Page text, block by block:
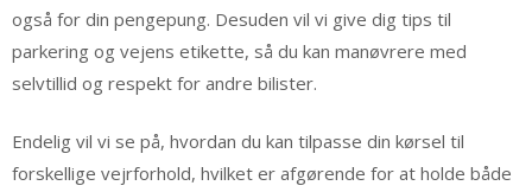
også for din pengepung. Desuden vil vi give dig tips til
parkering og vejens etikette, så du kan manøvrere med
selvtillid og respekt for andre bilister.
Endelig vil vi se på, hvordan du kan tilpasse din kørsel til
forskellige vejrforhold, hvilket er afgørende for at holde både